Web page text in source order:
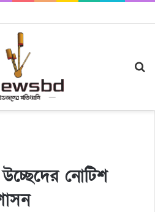
উচ্ছেদের নোটিশ